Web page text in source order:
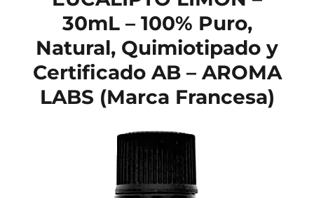
30mL – 100% Puro,
Natural, Quimiotipado y
Certificado AB – AROMA
LABS (Marca Francesa)